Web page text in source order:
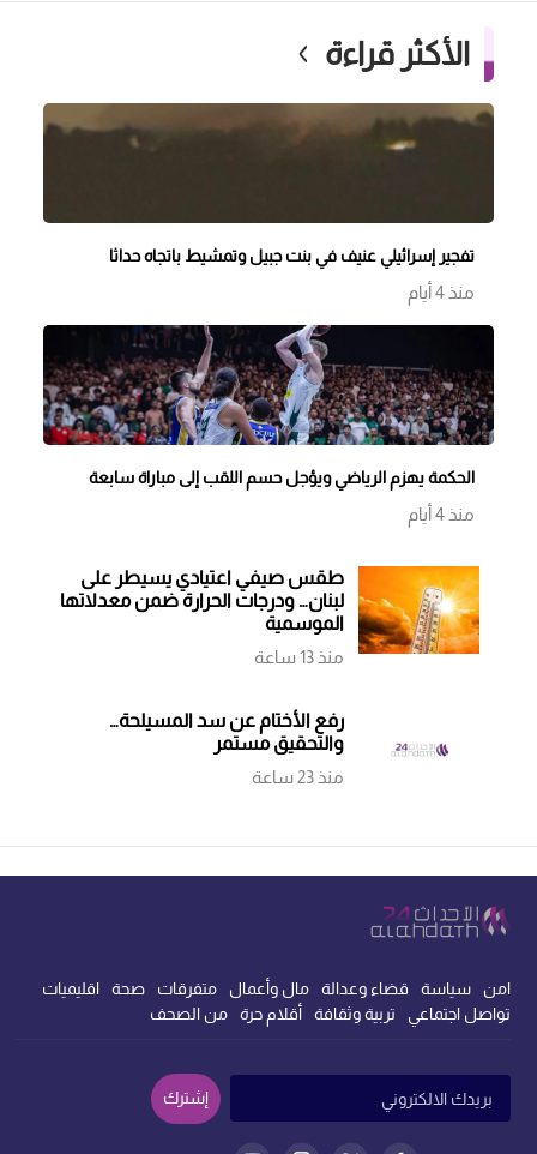
الأكثر قراءة
تفجير إسرائيلي عنيف في بنت جبيل وتمشيط باتجاه حداثا
منذ 4 أيام
الحكمة يهزم الرياضي ويؤجل حسم اللقب إلى مباراة سابعة
منذ 4 أيام
طقس صيفي اعتيادي يسيطر على
لبنان… ودرجات الحرارة ضمن معدلاتها
الموسمية
منذ 13 ساعة
رفع الأختام عن سد المسيلحة…
والتحقيق مستمر
منذ 23 ساعة
امن سياسة قضاء وعدالة مال وأعمال متفرقات صحة
اقليميات
تواصل اجتماعي
تربية وثقافة أقلام حرة من الصحف
إشترك